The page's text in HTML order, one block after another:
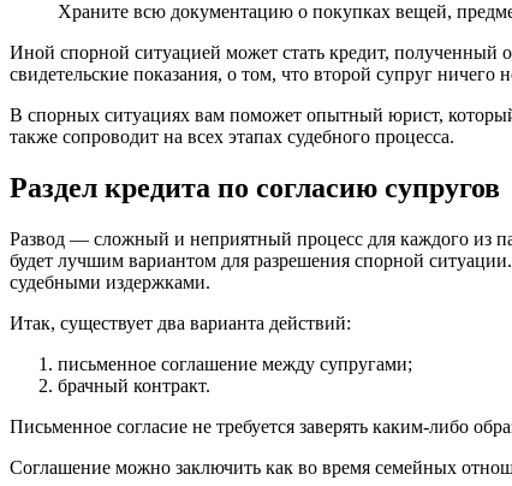
Храните всю документацию о покупках вещей,
Иной спорной ситуацией может стать кредит, полученный
свидетельские показания, о том, что второй супруг ничего
В спорных ситуациях вам поможет опытный юрист,
также сопроводит на всех этапах судебного процесса.
Раздел кредита по согласию супругов
Развод — сложный и неприятный процесс для каждого из
будет лучшим вариантом для разрешения спорной
судебными издержками.
Итак, существует два варианта действий:
письменное соглашение между супругами;
брачный контракт.
Письменное согласие не требуется заверять каким-либо
Соглашение можно заключить как во время семейных